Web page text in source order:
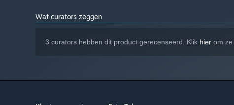
Wat curators zeggen
3 curators hebben dit product gerecenseerd. Klik hier om ze